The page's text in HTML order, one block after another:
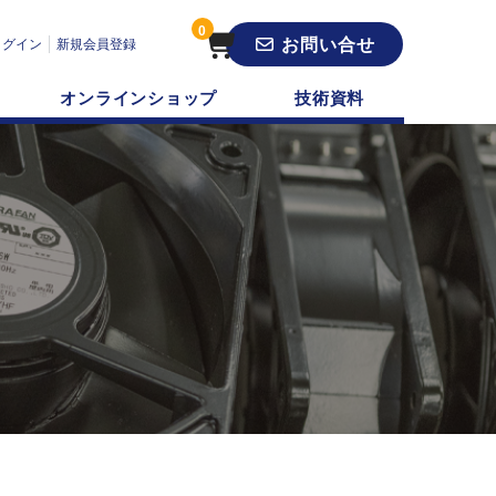
イン 新規会員登録
0
お問い合せ
オンラインショップ 技術資料